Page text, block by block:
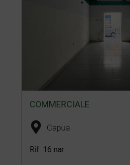
COMMERCIALE
Capua
Rif. 16 nar